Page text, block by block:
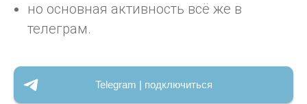
но основная активность всё же в
телеграм.
Telegram | подключиться